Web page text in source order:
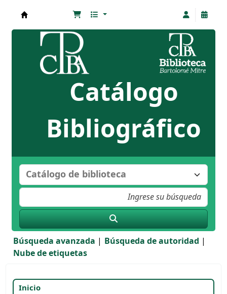
Biblioteca Bartolomé Mitre
Catálogo
Bibliográfico
Búsqueda avanzada
Búsqueda de autoridad
Nube de etiquetas
Inicio